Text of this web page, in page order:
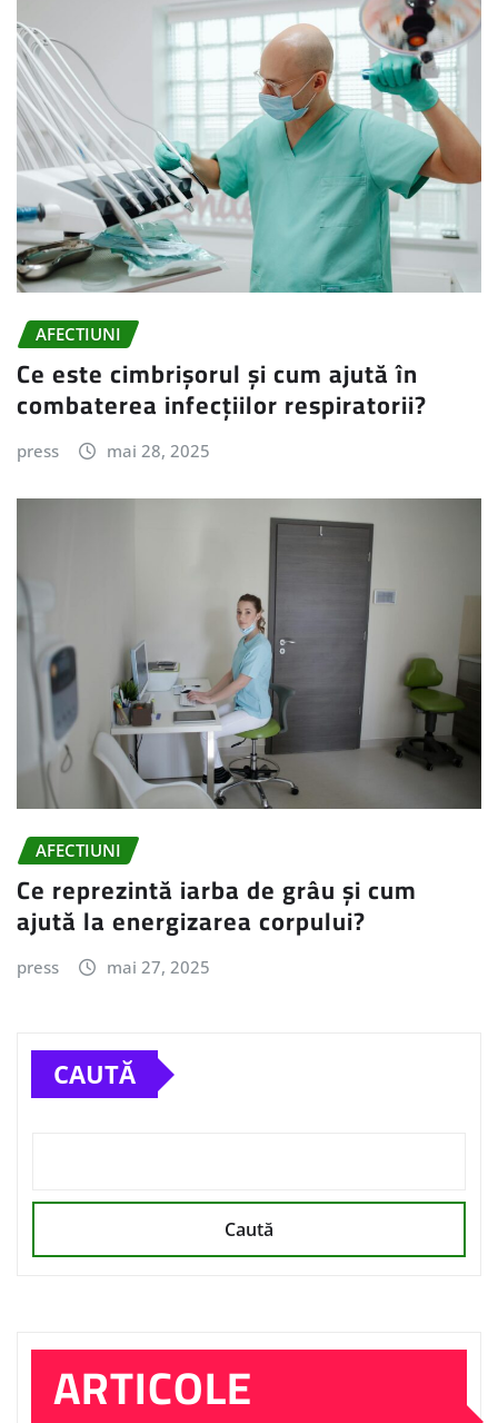
AFECTIUNI
Ce este cimbrișorul și cum ajută în
combaterea infecțiilor respiratorii?
press mai 28, 2025
AFECTIUNI
Ce reprezintă iarba de grâu și cum
ajută la energizarea corpului?
press mai 27, 2025
CAUTĂ
Caută
ARTICOLE